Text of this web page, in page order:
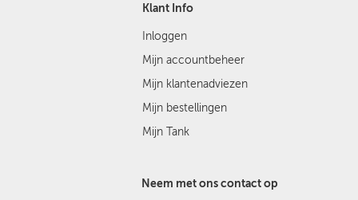
Klant Info
Inloggen
Mijn accountbeheer
Mijn klantenadviezen
Mijn bestellingen
Mijn Tank
Neem met ons contact op